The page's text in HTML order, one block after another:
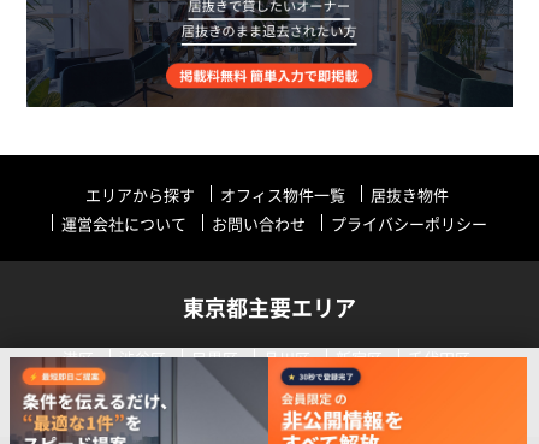
エリアから探す オフィス物件一覧
居抜き物件
運営会社について
お問い合わせ プライバシーポリシー
東京都主要エリア
港区 渋谷区 目黒区 品川区 新宿区
千代田区
世田谷区 中野区